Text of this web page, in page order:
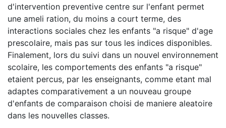
d'intervention preventive centre sur l'enfant permet
une ameli ration, du moins a court terme, des
interactions sociales chez les enfants "a risque" d'age
prescolaire, mais pas sur tous les indices disponibles.
Finalement, lors du suivi dans un nouvel environnement
scolaire, les comportements des enfants "a risque"
etaient percus, par les enseignants, comme etant mal
adaptes comparativement a un nouveau groupe
d'enfants de comparaison choisi de maniere aleatoire
dans les nouvelles classes.